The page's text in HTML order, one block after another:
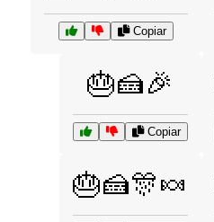
Copiar
🎂🍰🎉
Copiar
🎂🍰🎊🍬